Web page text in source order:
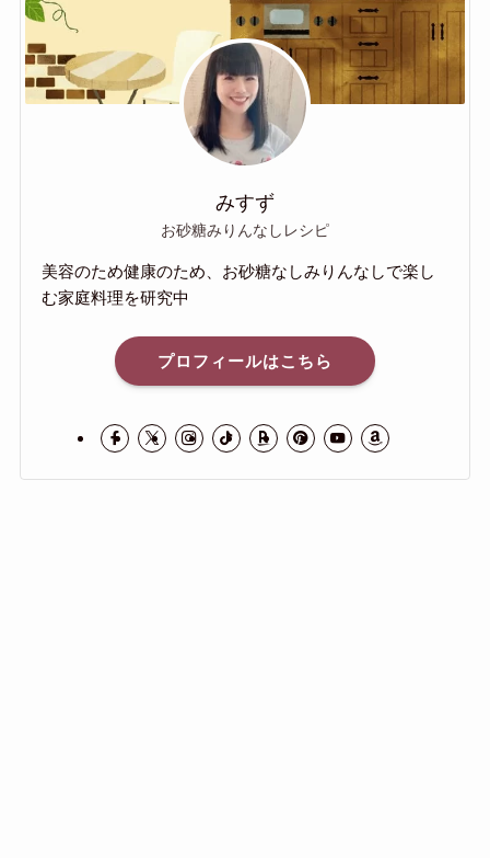
みすず
お砂糖みりんなしレシピ
美容のため健康のため、お砂糖なしみりんなしで楽し
む家庭料理を研究中
プロフィールはこちら